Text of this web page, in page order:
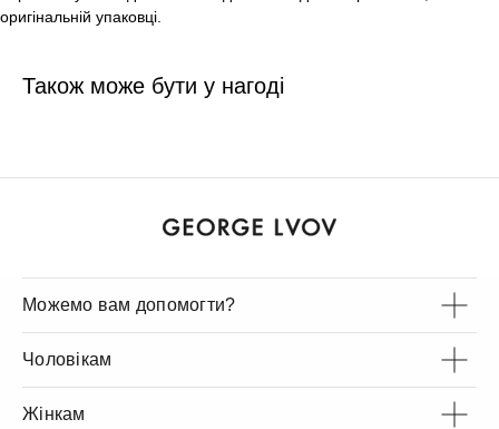
оригінальній упаковці.
Також може бути у нагоді
Можемо вам допомогти?
Чоловікам
Жінкам